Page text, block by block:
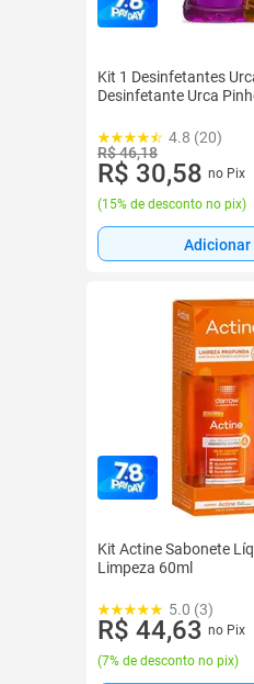
Kit 1 Desinfetantes
Desinfetante Urca
4.8 (20)
R$ 46,18
R$ 30,58 no Pix
(15% de desconto no pix)
Adicionar
Kit Actine Sabonete
Limpeza 60ml
5.0 (3)
R$ 44,63 no Pix
(7% de desconto no pix)